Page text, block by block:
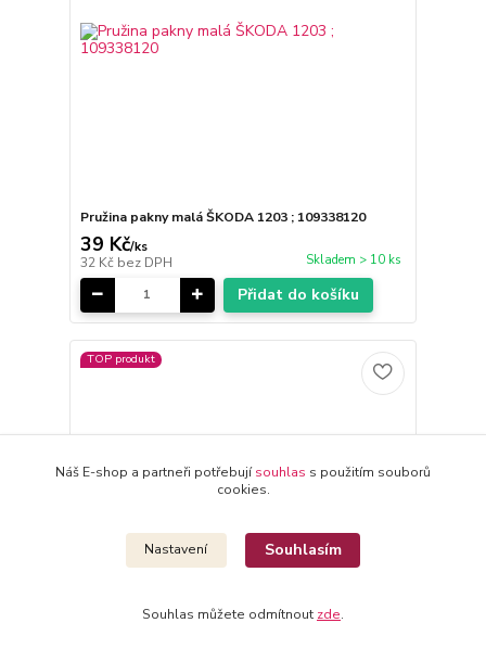
Pružina pakny malá ŠKODA 1203 ; 109338120
39 Kč/ks
32 Kč bez DPH Skladem > 10 ks
Přidat do košíku
TOP produkt
Náš E-shop a partneři potřebujísouhlas s použitím souborů
cookies.
Nastavení Souhlasím
Souhlas můžete odmítnout zde.